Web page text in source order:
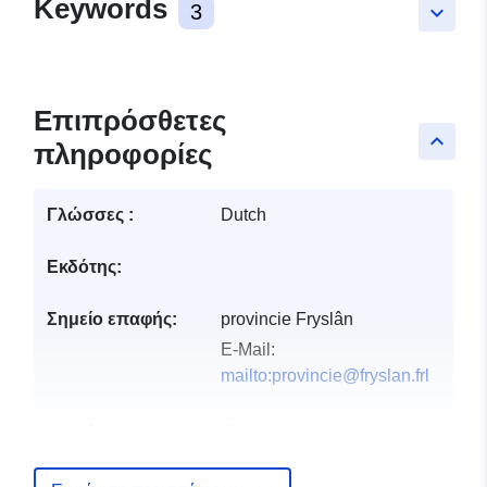
keyboard_arrow_down
Keywords 3
keyboard_arrow_up
Επιπρόσθετες
πληροφορίες
Γλώσσες : Dutch
Εκδότης:
Σημείο επαφής:
provincie Fryslân
E-Mail:
mailto:provincie@fryslan.frl